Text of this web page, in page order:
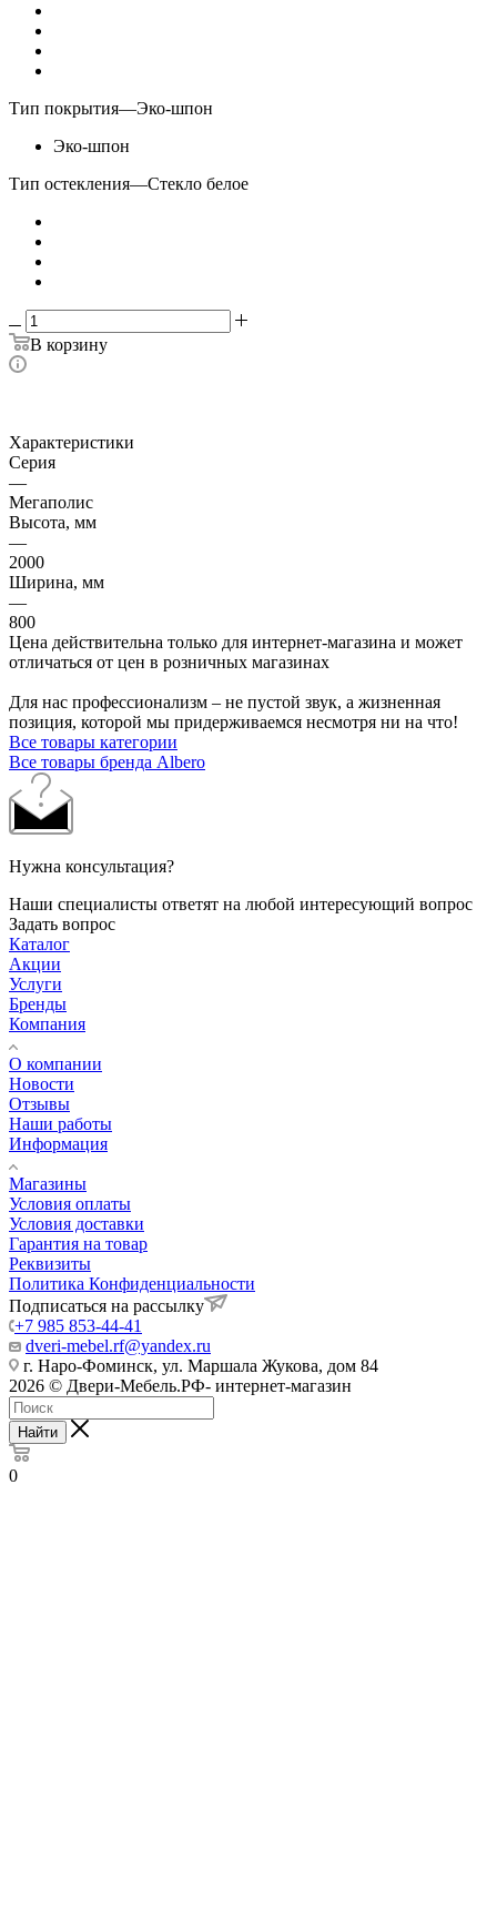
Тип покрытия—Эко-шпон
Эко-шпон
Тип остекления—Стекло белое
В корзину
Характеристики
Серия
—
Мегаполис
Высота, мм
—
2000
Ширина, мм
—
800
Цена действительна только для интернет-магазина и может
отличаться от цен в розничных магазинах
Для нас профессионализм – не пустой звук, а жизненная
позиция, которой мы придерживаемся несмотря ни на что!
Все товары категории
Все товары бренда Albero
Нужна консультация?
Наши специалисты ответят на любой интересующий вопрос
Задать вопрос
Каталог
Акции
Услуги
Бренды
Компания
О компании
Новости
Отзывы
Наши работы
Информация
Магазины
Условия оплаты
Условия доставки
Гарантия на товар
Реквизиты
Политика Конфиденциальности
Подписаться на рассылку
+7 985 853-44-41
dveri-mebel.rf@yandex.ru
г. Наро-Фоминск, ул. Маршала Жукова, дом 84
2026 © Двери-Мебель.РФ- интернет-магазин
Найти
0